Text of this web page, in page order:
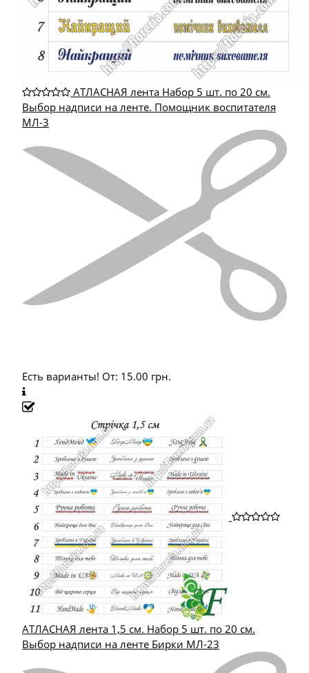
АТЛАСНАЯ лента Набор 5 шт. по 20 см.
Выбор надписи на ленте. Помощник воспитателя
МЛ-3
Есть варианты! От: 15.00 грн.
АТЛАСНАЯ лента 1,5 см. Набор 5 шт. по 20 см.
Выбор надписи на ленте Бирки МЛ-23